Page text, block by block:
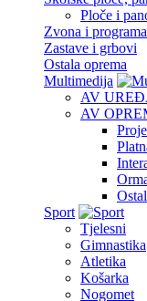
Ploče i
Zvona i
Zastave i grbovi
Ostala oprema
Multimedija
AV
AV
Sport
Tjelesni
Gimnastika
Atletika
Košarka
Nogomet